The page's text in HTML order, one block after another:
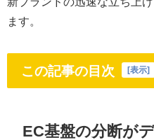
ます。
この記事の目次 [表示]
EC基盤の分断が